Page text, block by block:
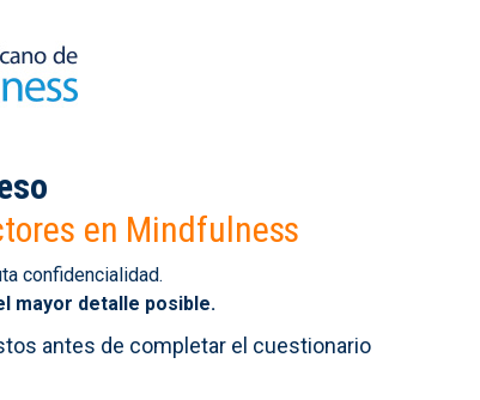
en Mindfulness
confidencialidad.
mayor detalle posible.
antes de completar el cuestionario